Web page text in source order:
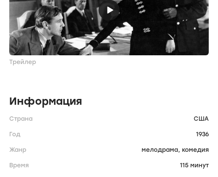
Трейлер
Информация
Страна США
Год 1936
Жанр мелодрама, комедия
Время 115 минут